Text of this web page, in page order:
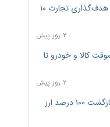
امضای تفاهم‌نامه تجاری ایران و پاکستان؛ هدف‌گذاری تجارت ۱۰
۲ روز پیش
کالا و خودرو تا
۲ روز پیش
فهرست کالاهای فولادی و فلزات مشمول بازگشت ۱۰۰ درصد ارز